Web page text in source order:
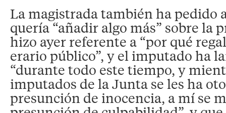
La magistrada también ha pedido
quería “añadir algo más” sobre la
hizo ayer referente a “por qué
erario público”, y el imputado ha
“durante todo este tiempo, y
imputados de la Junta se les ha
presunción de inocencia, a mí se